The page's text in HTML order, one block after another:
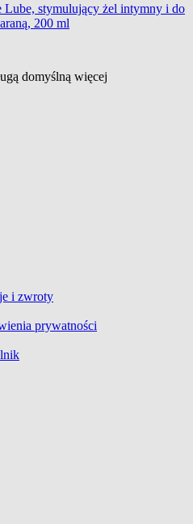
Lube, stymulujący żel intymny i do
200 ml
domyślną więcej
i zwroty
prywatności